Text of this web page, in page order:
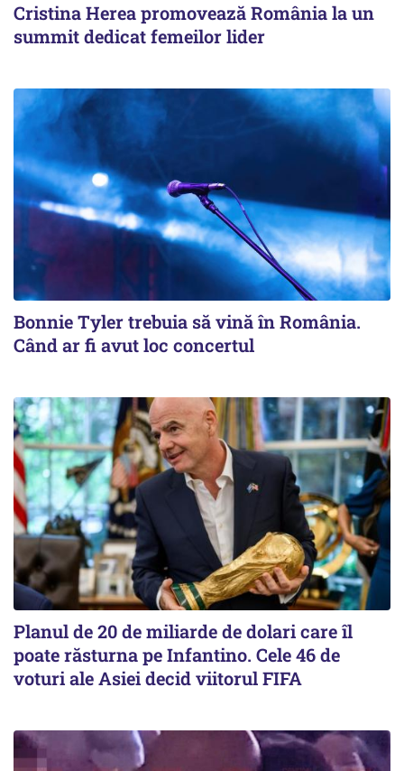
Cristina Herea promovează România la un
summit dedicat femeilor lider
Bonnie Tyler trebuia să vină în România.
Când ar fi avut loc concertul
Planul de 20 de miliarde de dolari care îl
poate răsturna pe Infantino. Cele 46 de
voturi ale Asiei decid viitorul FIFA